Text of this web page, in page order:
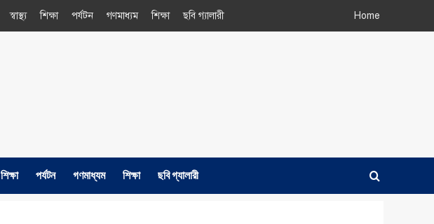
স্বাস্থ্য শিক্ষা পর্যটন গণমাধ্যম শিক্ষা ছবি গ্যালারী Home
শিক্ষা পর্যটন গণমাধ্যম শিক্ষা ছবি গ্যালারী